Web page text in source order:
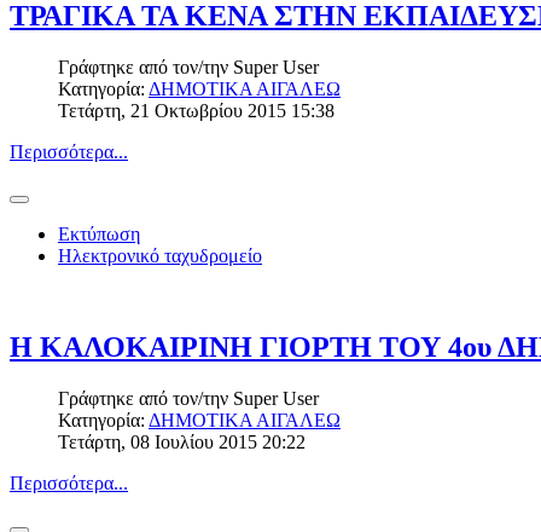
ΤΡΑΓΙΚΑ ΤΑ ΚΕΝΑ ΣΤΗΝ
Γράφτηκε από τον/την Super User
Κατηγορία: ΔΗΜΟΤΙΚΑ ΑΙΓΑΛΕΩ
Τετάρτη, 21 Οκτωβρίου 2015 15:38
Περισσότερα...
Εκτύπωση
Ηλεκτρονικό ταχυδρομείο
Η ΚΑΛΟΚΑΙΡΙΝΗ ΓΙΟΡΤΗ ΤΟΥ 4ου
Γράφτηκε από τον/την Super User
Κατηγορία: ΔΗΜΟΤΙΚΑ ΑΙΓΑΛΕΩ
Τετάρτη, 08 Ιουλίου 2015 20:22
Περισσότερα...